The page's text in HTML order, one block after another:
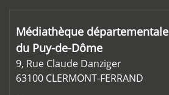
Médiathèque départementale
du Puy-de-Dôme
9, Rue Claude Danziger
63100 CLERMONT-FERRAND